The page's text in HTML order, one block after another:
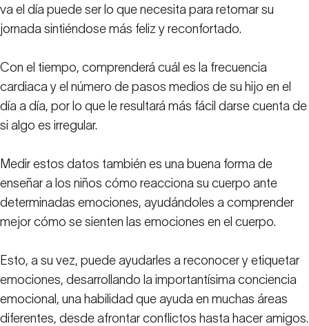
va el día puede ser lo que necesita para retomar su
jornada sintiéndose más feliz y reconfortado.
Con el tiempo, comprenderá cuál es la frecuencia
cardiaca y el número de pasos medios de su hijo en el
día a día, por lo que le resultará más fácil darse cuenta de
si algo es irregular.
Medir estos datos también es una buena forma de
enseñar a los niños cómo reacciona su cuerpo ante
determinadas emociones, ayudándoles a comprender
mejor cómo se sienten las emociones en el cuerpo.
Esto, a su vez, puede ayudarles a reconocer y etiquetar
emociones, desarrollando la importantísima conciencia
emocional, una habilidad que ayuda en muchas áreas
diferentes, desde afrontar conflictos hasta hacer amigos.